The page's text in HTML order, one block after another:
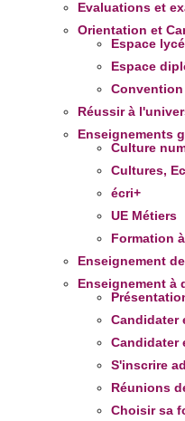
Evaluations et
Orientation et
Espace
Espace
Réussir à
Enseignements
Culture
Cultures,
écri+
UE Métiers
Formation
Enseignement
Enseignement à
Candidater
Candidater
S'inscrire
Réunions
Choisir sa